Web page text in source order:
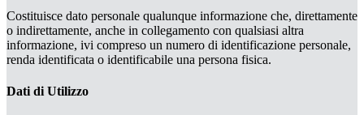
Costituisce dato personale qualunque informazione che, direttamente
o indirettamente, anche in collegamento con qualsiasi altra
informazione, ivi compreso un numero di identificazione personale,
renda identificata o identificabile una persona fisica.
Dati di Utilizzo